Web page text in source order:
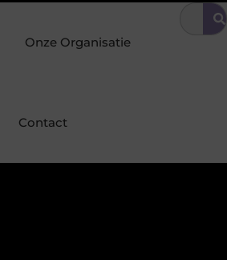
tilt uw interieurstijl door naar
Onze Organisatie
Contact